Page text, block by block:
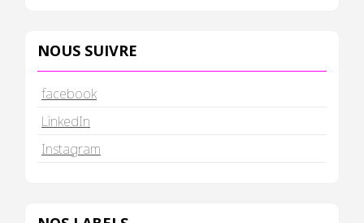
NOUS SUIVRE
facebook
LinkedIn
Instagram